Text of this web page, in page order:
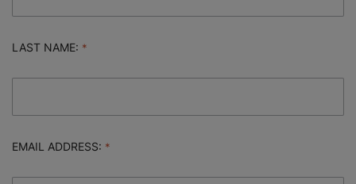
LAST NAME:
EMAIL ADDRESS: